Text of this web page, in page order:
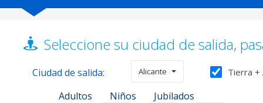
Seleccione su ciudad de salida,
Ciudad de salida: Alicante Tierra +
Adultos Niños
Jubilados